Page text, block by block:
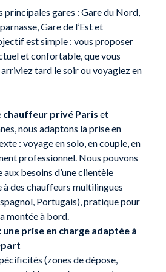
principales gares : Gare du Nord,
Gare de l’Est et
est simple : vous proposer
et confortable, que vous
tard le soir ou voyagiez en
chauffeur privé Paris et
nous adaptons la prise en
: voyage en solo, en couple, en
professionnel. Nous pouvons
besoins d’une clientèle
des chauffeurs multilingues
Portugais), pratique pour
montée à bord.
prise en charge adaptée à
(zones de dépose,